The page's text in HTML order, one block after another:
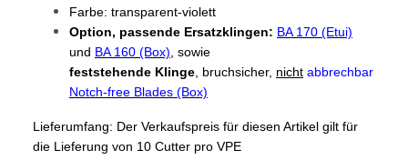
Farbe: transparent-violett
Option, passende Ersatzklingen: BA 170 (Etui)
und BA 160 (Box) , sowie
feststehende Klinge , bruchsicher, nicht abbrechbar
Notch-free Blades (Box)
Lieferumfang: Der Verkaufspreis für diesen Artikel gilt für
die Lieferung von 10 Cutter pro VPE